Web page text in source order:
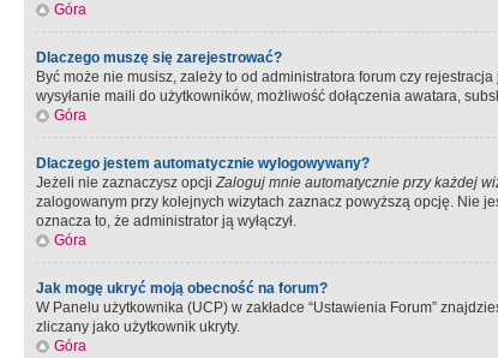
Góra
Dlaczego muszę się zarejestrować?
Być może nie musisz, zależy to od administratora forum czy
wysyłanie maili do użytkowników, możliwość dołączenia awatara,
Góra
Dlaczego jestem automatycznie wylogowywany?
Jeżeli nie zaznaczysz opcjiZaloguj mnie automatycznie przy każdej
zalogowanym przy kolejnych wizytach zaznacz powyższą opcję. Nie
oznacza to, że administrator ją wyłączył.
Góra
Jak mogę ukryć moją obecność na forum?
W Panelu użytkownika (UCP) w zakładce “Ustawienia Forum”
zliczany jako użytkownik ukryty.
Góra